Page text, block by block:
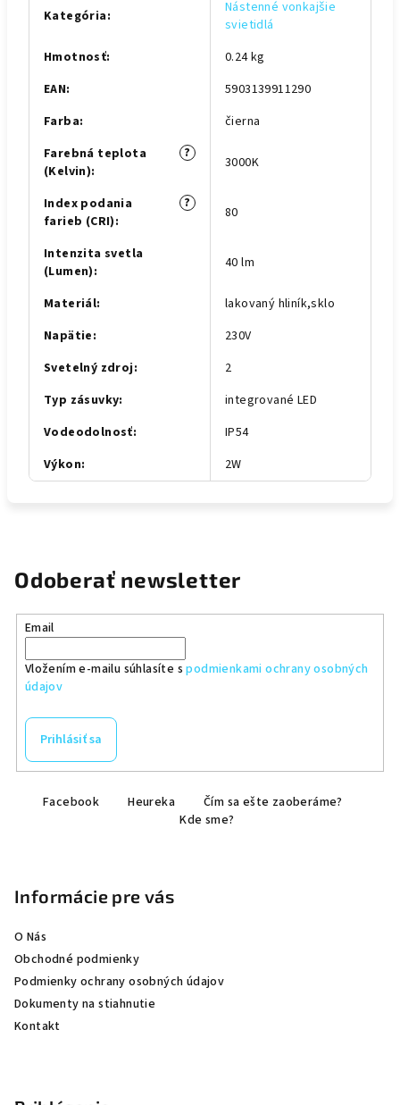
Kategória:
Nástenné vonkajšie
svietidlá
Hmotnosť:
0.24 kg
EAN:
5903139911290
Farba:
čierna
?
Farebná teplota
(Kelvin): 3000K
?
Index podania
farieb (CRI): 80
Intenzita svetla
(Lumen): 40 lm
Materiál:
lakovaný hliník,sklo
Napätie:
230V
Svetelný zdroj:
2
Typ zásuvky:
integrované LED
Vodeodolnosť:
IP54
Výkon: 2W
Odoberať newsletter
Email
Vložením e-mailu súhlasíte spodmienkami ochrany osobných
údajov
Prihlásiť sa
Facebook Heureka
Čím sa ešte zaoberáme?
Kde sme?
Informácie pre vás
O Nás
Obchodné podmienky
Podmienky ochrany osobných údajov
Dokumenty na stiahnutie
Kontakt